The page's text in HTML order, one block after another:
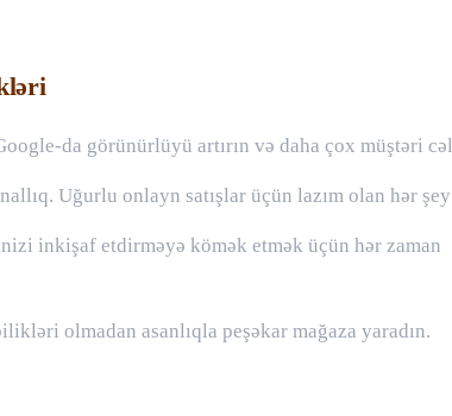
da görünürlüyü artırın və daha çox müştəri
Uğurlu onlayn satışlar üçün lazım olan hər
inkişaf etdirməyə kömək etmək üçün hər zaman
olmadan asanlıqla peşəkar mağaza yaradın.